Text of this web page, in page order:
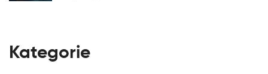
Kategorie